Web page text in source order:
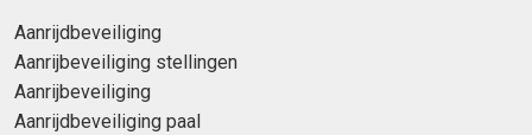
Aanrijdbeveiliging
Aanrijbeveiliging stellingen
Aanrijbeveiliging
Aanrijdbeveiliging paal